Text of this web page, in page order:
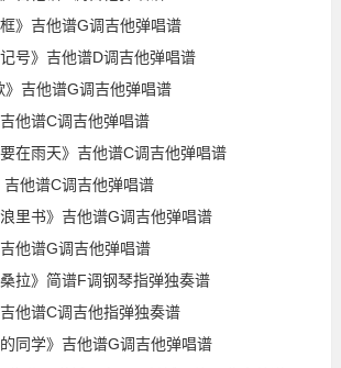
》吉他谱G调吉他弹唱谱
号》吉他谱D调吉他弹唱谱
》吉他谱G调吉他弹唱谱
他谱C调吉他弹唱谱
在雨天》吉他谱C调吉他弹唱谱
他谱C调吉他弹唱谱
里书》吉他谱G调吉他弹唱谱
他谱G调吉他弹唱谱
拉》简谱F调钢琴指弹独奏谱
他谱C调吉他指弹独奏谱
同学》吉他谱G调吉他弹唱谱